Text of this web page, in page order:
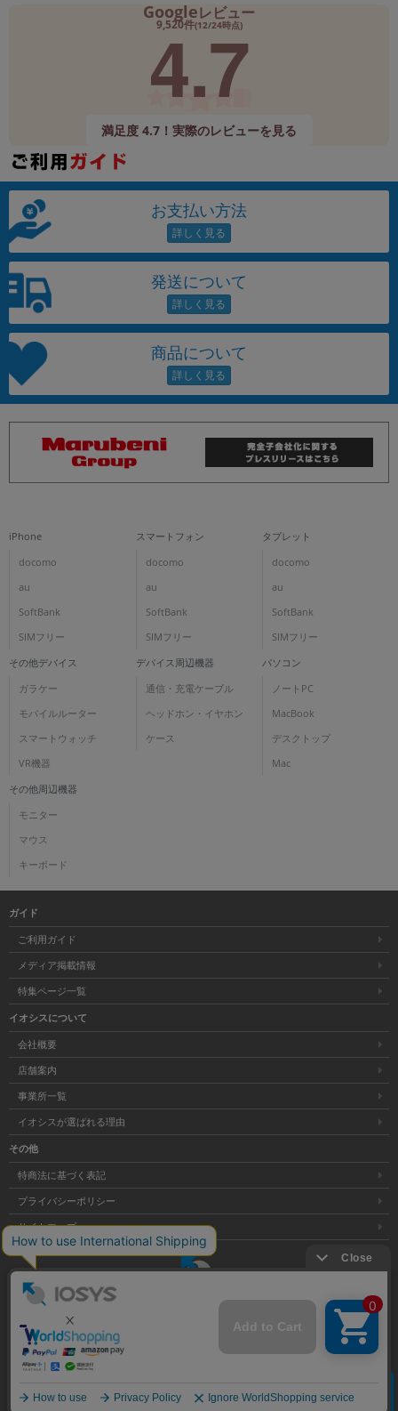
Googleレビュー
9,520件(12/24時点)
4.7
満足度 4.7！実際のレビューを見る
お支払い方法
発送について
商品について
iPhone
docomo
au
SoftBank
SIMフリー
スマートフォン
docomo
au
SoftBank
SIMフリー
タブレット
docomo
au
SoftBank
SIMフリー
その他デバイス
ガラケー
モバイルルーター
スマートウォッチ
VR機器
デバイス周辺機器
通信・充電ケーブル
ヘッドホン・イヤホン
ケース
パソコン
ノートPC
MacBook
デスクトップ
Mac
その他周辺機器
モニター
マウス
キーボード
ガイド
ご利用ガイド
メディア掲載情報
特集ページ一覧
イオシスについて
会社概要
店舗案内
事業所一覧
イオシスが選ばれる理由
その他
特商法に基づく表記
プライバシーポリシー
サイトマップ
大阪府公安委員会発行 古物商許可証 第621121002176号
Copyright © 株式会社イオシス All Rights Reserved. クリア
商品を探す